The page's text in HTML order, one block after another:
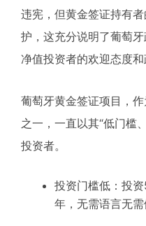
违宪，但黄金签证持有
护，这充分说明了葡萄
净值投资者的欢迎态度和
葡萄牙黄金签证项目，
之一，一直以其“低门槛
投资者。
投资门槛低：投
年，无需语言无需